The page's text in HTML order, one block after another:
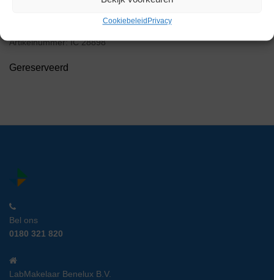
Cookiebeleid Privacy
Artikelnummer:IC 28898
Gereserveerd
Bel ons
0180 321 820
LabMakelaar Benelux B.V.